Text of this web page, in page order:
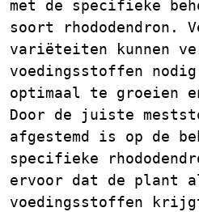
met de specifieke
soort rhododendron.
variëteiten kunnen
voedingsstoffen nodig
optimaal te groeien
Door de juiste
afgestemd is op de
specifieke
ervoor dat de plant
voedingsstoffen krijgt